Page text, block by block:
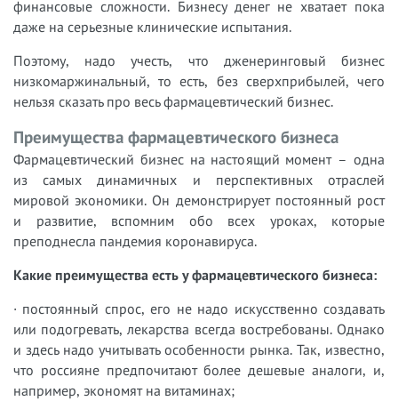
финансовые сложности. Бизнесу денег не хватает пока
даже на серьезные клинические испытания.
Поэтому, надо учесть, что дженеринговый бизнес
низкомаржинальный, то есть, без сверхприбылей, чего
нельзя сказать про весь фармацевтический бизнес.
Преимущества фармацевтического бизнеса
Фармацевтический бизнес на настоящий момент – одна
из самых динамичных и перспективных отраслей
мировой экономики. Он демонстрирует постоянный рост
и развитие, вспомним обо всех уроках, которые
преподнесла пандемия коронавируса.
Какие преимущества есть у фармацевтического бизнеса:
· постоянный спрос, его не надо искусственно создавать
или подогревать, лекарства всегда востребованы. Однако
и здесь надо учитывать особенности рынка. Так, известно,
что россияне предпочитают более дешевые аналоги, и,
например, экономят на витаминах;